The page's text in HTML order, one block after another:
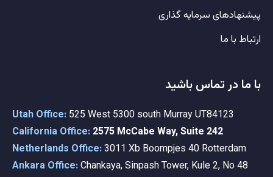
پیشنهادهای سرمایه گذاری
ارتباط با ما
با ما در تماس باشید
Utah Office: 525 West 5300 south Murray UT84123
California Office: 2575 McCabe Way, Suite 242
Netherlands Office:3011 Xb Boompjes 40 Rotterdam
Ankara Office:Chankaya, Sinpash Tower, Kule 2, No 48